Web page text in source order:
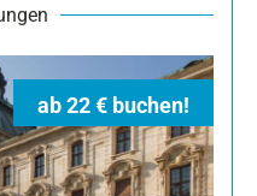
ab 22 € buchen!